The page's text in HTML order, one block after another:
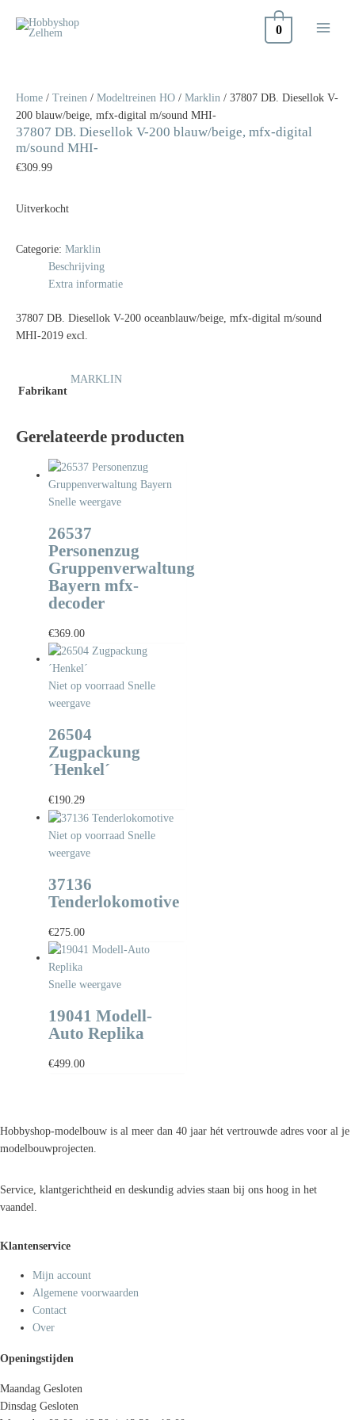
naar
0
Home / Treinen / Modeltreinen HO / Marklin / 37807 DB. Diesellok V-
200 blauw/beige, mfx-digital m/sound MHI-
37807 DB. Diesellok V-200 blauw/beige, mfx-digital
m/sound MHI-
€309.99
Uitverkocht
Categorie: Marklin
Beschrijving
Extra informatie
37807 DB. Diesellok V-200 oceanblauw/beige, mfx-digital m/sound
MHI-2019 excl.
Fabrikant
MARKLIN
Gerelateerde producten
Snelle weergave
26537
Personenzug
Gruppenverwaltung
Bayern mfx-
decoder
€369.00
Niet op voorraad Snelle
weergave
26504
Zugpackung
´Henkel´
€190.29
Niet op voorraad Snelle
weergave
37136
Tenderlokomotive
€275.00
Snelle weergave
19041 Modell-
Auto Replika
€499.00
Hobbyshop-modelbouw is al meer dan 40 jaar hét vertrouwde adres voor al je
modelbouwprojecten.
Service, klantgerichtheid en deskundig advies staan bij ons hoog in het
vaandel.
Klantenservice
Mijn account
Algemene voorwaarden
Contact
Over
Openingstijden
Maandag Gesloten
Dinsdag Gesloten